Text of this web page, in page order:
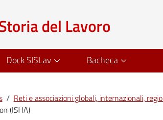
del Lavoro
Dock SISLav Bacheca
/ Reti e associazioni globali, internazionali,
(ISHA)